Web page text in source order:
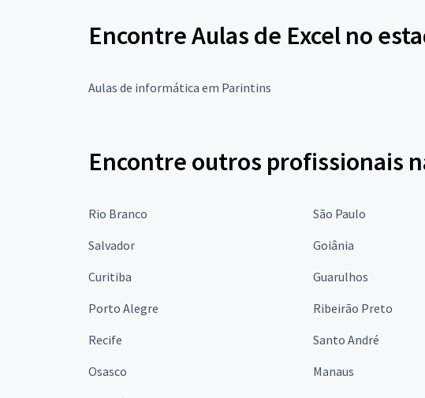
Encontre Aulas de Excel no
Aulas de informática em Parintins
Encontre outros profissionais
Rio Branco São Paulo
Salvador
Goiânia
Curitiba
Guarulhos
Porto Alegre
Ribeirão Preto
Recife
Santo André
Osasco
Manaus